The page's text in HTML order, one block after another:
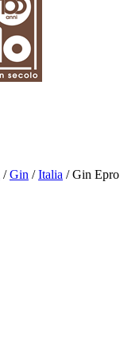
/Gin /Italia / Gin Epro